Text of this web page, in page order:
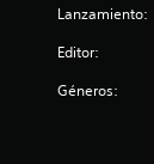
Lanzamiento:
Editor:
Géneros: